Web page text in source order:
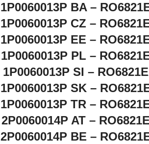
1P0060013P BA –
1P0060013P CZ –
1P0060013P EE –
1P0060013P PL –
1P0060013P SI –
1P0060013P SK –
1P0060013P TR –
2P0060014P AT –
2P0060014P BE –